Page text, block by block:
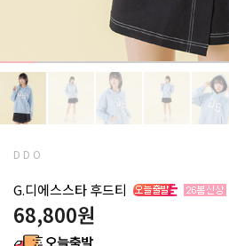
D D O
G.디에스스타 후드티
68,800원